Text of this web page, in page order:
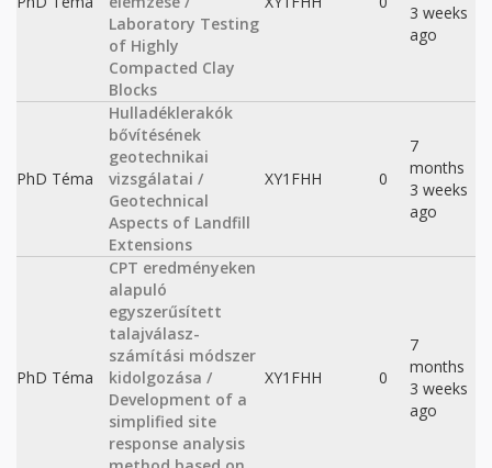
Laboratory Testing
of Highly
Compacted Clay
Blocks
3 weeks
ago
PhD Téma
Hulladéklerakók
bővítésének
geotechnikai
vizsgálatai /
Geotechnical
Aspects of Landfill
Extensions
XY1FHH 0
7
months
3 weeks
ago
PhD Téma
CPT eredményeken
alapuló
egyszerűsített
talajválasz-
számítási módszer
kidolgozása /
Development of a
simplified site
response analysis
XY1FHH 0
7
months
3 weeks
ago